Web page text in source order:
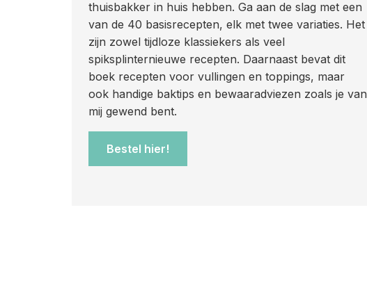
thuisbakker in huis hebben. Ga aan de slag met een
van de 40 basisrecepten, elk met twee variaties. Het
zijn zowel tijdloze klassiekers als veel
spiksplinternieuwe recepten. Daarnaast bevat dit
boek recepten voor vullingen en toppings, maar
ook handige baktips en bewaaradviezen zoals je van
mij gewend bent.
Bestel hier!